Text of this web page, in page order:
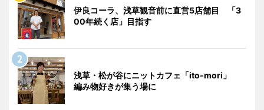
伊良コーラ、浅草観音前に直営5店舗目 「3
00年続く店」目指す
浅草・松が谷にニットカフェ「ito-mori」
編み物好きが集う場に